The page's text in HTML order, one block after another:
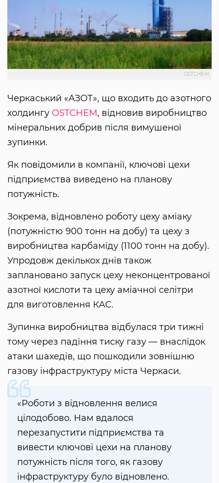
OSTCHEM
Черкаський «АЗОТ», що входить до азотного
холдингу OSTCHEM, відновив виробництво
мінеральних добрив після вимушеної
зупинки.
Як повідомили в компанії, ключові цехи
підприємства виведено на планову
потужність.
Зокрема, відновлено роботу цеху аміаку
(потужністю 900 тонн на добу) та цеху з
виробництва карбаміду (1100 тонн на добу).
Упродовж декількох днів також
заплановано запуск цеху неконцентрованої
азотної кислоти та цеху аміачної селітри
для виготовлення КАС.
Зупинка виробництва відбулася три тижні
тому через падіння тиску газу — внаслідок
атаки шахедів, що пошкодили зовнішню
газову інфраструктуру міста Черкаси.
«Роботи з відновлення велися
цілодобово. Нам вдалося
перезапустити підприємства та
вивести ключові цехи на планову
потужність після того, як газову
інфраструктуру було відновлено.